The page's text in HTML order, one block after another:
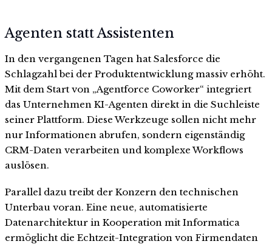
Agenten statt Assistenten
In den vergangenen Tagen hat Salesforce die
Schlagzahl bei der Produktentwicklung massiv erhöht.
Mit dem Start von „Agentforce Coworker“ integriert
das Unternehmen KI-Agenten direkt in die Suchleiste
seiner Plattform. Diese Werkzeuge sollen nicht mehr
nur Informationen abrufen, sondern eigenständig
CRM-Daten verarbeiten und komplexe Workflows
auslösen.
Parallel dazu treibt der Konzern den technischen
Unterbau voran. Eine neue, automatisierte
Datenarchitektur in Kooperation mit Informatica
ermöglicht die Echtzeit-Integration von Firmendaten